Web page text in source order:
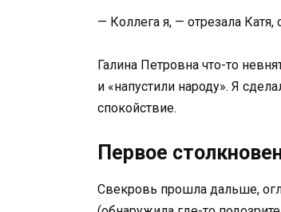
— Коллега я, — отрезала Катя,
Галина Петровна что-то
и «напустили народу». Я
спокойствие.
Первое
Свекровь прошла дальше,